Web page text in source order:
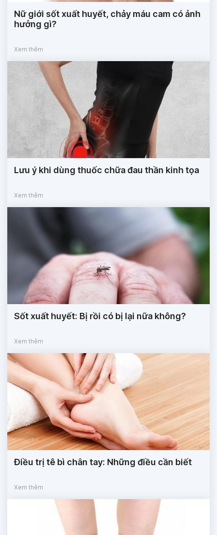
Nữ giới sốt xuất huyết, chảy máu cam có ảnh
hưởng gì?
Xem thêm
Lưu ý khi dùng thuốc chữa đau thần kinh tọa
Xem thêm
Sốt xuất huyết: Bị rồi có bị lại nữa không?
Xem thêm
Điều trị tê bì chân tay: Những điều cần biết
Xem thêm